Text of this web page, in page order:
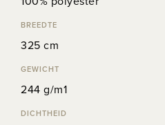
BREEDTE
325 cm
GEWICHT
244 g/m1
DICHTHEID